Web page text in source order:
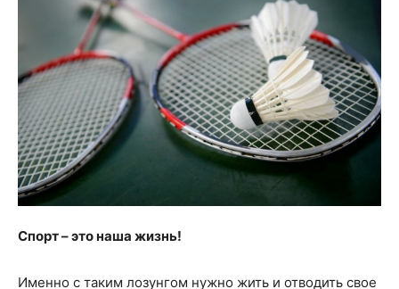
Спорт – это наша жизнь!
Именно с таким лозунгом нужно жить и отводить свое